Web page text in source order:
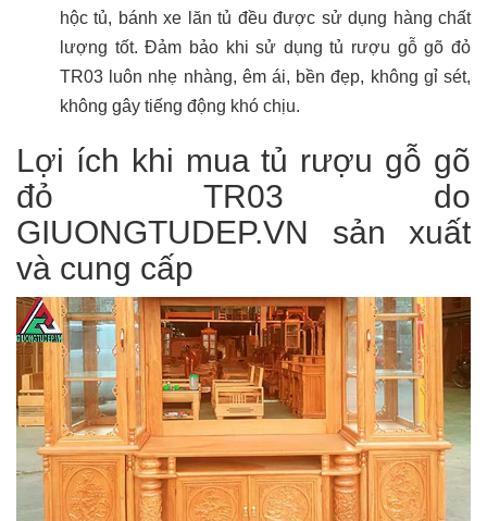
hộc tủ, bánh xe lăn tủ đều được sử dụng hàng chất
lượng tốt. Đảm bảo khi sử dụng tủ rượu gỗ gõ đỏ
TR03 luôn nhẹ nhàng, êm ái, bền đẹp, không gỉ sét,
không gây tiếng động khó chịu.
Lợi ích khi mua tủ rượu gỗ gõ
đỏ TR03 do
GIUONGTUDEP.VN sản xuất
và cung cấp